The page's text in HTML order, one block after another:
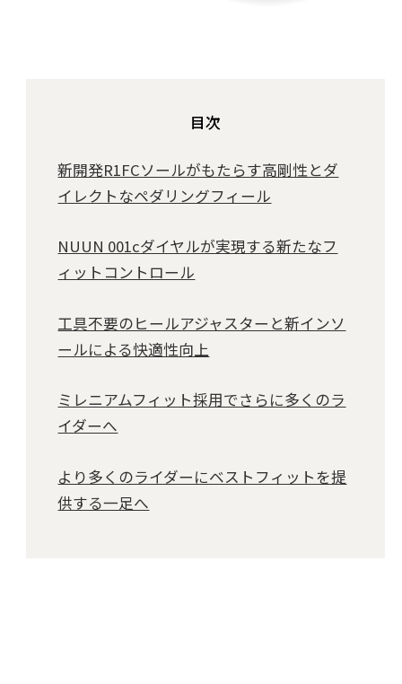
目次
新開発R1FCソールがもたらす高剛性とダ
イレクトなペダリングフィール
NUUN 001cダイヤルが実現する新たなフ
ィットコントロール
工具不要のヒールアジャスターと新インソ
ールによる快適性向上
ミレニアムフィット採用でさらに多くのラ
イダーへ
より多くのライダーにベストフィットを提
供する一足へ